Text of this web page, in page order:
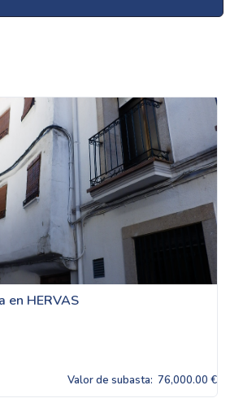
en HERVAS
Valor de subasta: 76,000.00 €